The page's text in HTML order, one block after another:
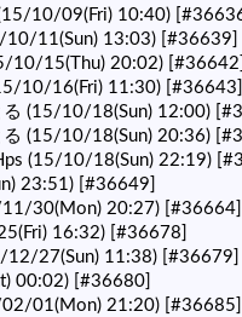
10/09(Fri) 10:40)
10/11(Sun) 13:03) [#36639]
10/15(Thu) 20:02)
10/16(Fri) 11:30) [#36643]
(15/10/18(Sun) 12:00)
(15/10/18(Sun) 20:36)
(15/10/18(Sun) 22:19)
23:51) [#36649]
30(Mon) 20:27) [#36664]
16:32) [#36678]
12/27(Sun) 11:38) [#36679]
00:02) [#36680]
01(Mon) 21:20) [#36685]